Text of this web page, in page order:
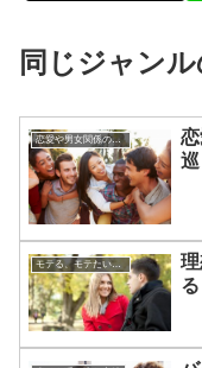
同じジャン
恋愛や男女関係の悩み
モテる、モテたい、今すぐ役立つ恋愛心理学